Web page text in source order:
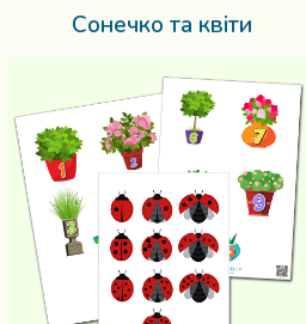
Сонечко та квіти